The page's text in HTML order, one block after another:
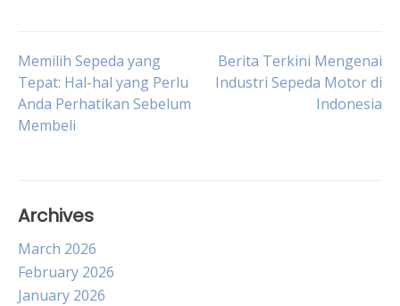
Post
navigation
Memilih Sepeda yang
Tepat: Hal-hal yang Perlu
Anda Perhatikan Sebelum
Membeli
Berita Terkini Mengenai
Industri Sepeda Motor di
Indonesia
Archives
March 2026
February 2026
January 2026